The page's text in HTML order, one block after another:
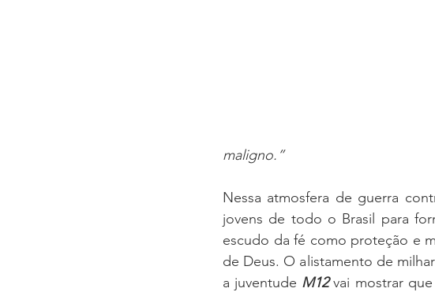
maligno.”
Nessa atmosfera de guerra
jovens de todo o Brasil para
escudo da fé como proteção e
de Deus. O alistamento de
a juventude M12 vai mostrar que